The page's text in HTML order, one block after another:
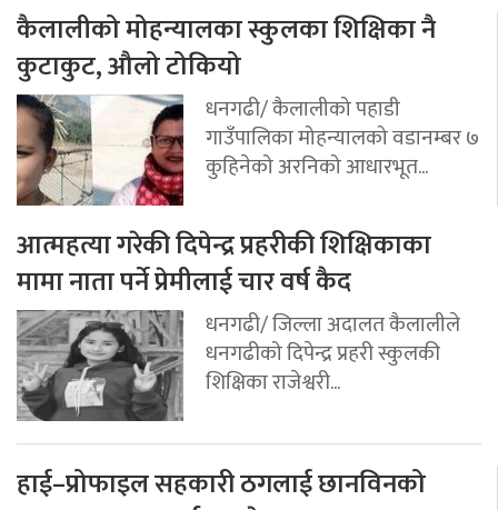
कैलालीको मोहन्यालका स्कुलका शिक्षिका नै
कुटाकुट, औलो टोकियो
धनगढी/ कैलालीको पहाडी
गाउँपालिका मोहन्यालको वडानम्बर ७
कुहिनेको अरनिको आधारभूत...
आत्महत्या गरेकी दिपेन्द्र प्रहरीकी शिक्षिकाका
मामा नाता पर्ने प्रेमीलाई चार वर्ष कैद
धनगढी/ जिल्ला अदालत कैलालीले
धनगढीको दिपेन्द्र प्रहरी स्कुलकी
शिक्षिका राजेश्वरी...
हाई–प्रोफाइल सहकारी ठगलाई छानविनको